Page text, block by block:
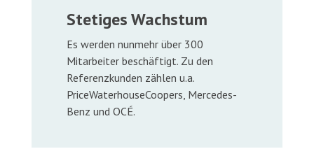
Stetiges Wachstum
Es werden nunmehr über 300
Mitarbeiter beschäftigt. Zu den
Referenzkunden zählen u.a.
PriceWaterhouseCoopers, Mercedes-
Benz und OCÉ.